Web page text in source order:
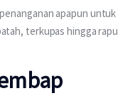
apapun
terkupas hingga